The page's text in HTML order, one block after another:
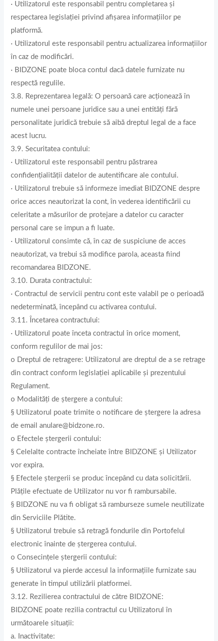
· Utilizatorul este responsabil pentru completarea și
respectarea legislației privind afișarea informațiilor pe
platformă.
· Utilizatorul este responsabil pentru actualizarea informațiilor
în caz de modificări.
· BIDZONE poate bloca contul dacă datele furnizate nu
respectă regulile.
3.8. Reprezentarea legală: O persoană care acționează în
numele unei persoane juridice sau a unei entități fără
personalitate juridică trebuie să aibă dreptul legal de a face
acest lucru.
3.9. Securitatea contului:
· Utilizatorul este responsabil pentru păstrarea
confidențialității datelor de autentificare ale contului.
· Utilizatorul trebuie să informeze imediat BIDZONE despre
orice acces neautorizat la cont, în vederea identificării cu
celeritate a măsurilor de protejare a datelor cu caracter
personal care se impun a fi luate.
· Utilizatorul consimte că, în caz de suspiciune de acces
neautorizat, va trebui să modifice parola, aceasta fiind
recomandarea BIDZONE.
3.10. Durata contractului:
· Contractul de servicii pentru cont este valabil pe o perioadă
nedeterminată, începând cu activarea contului.
3.11. Încetarea contractului:
· Utilizatorul poate înceta contractul în orice moment,
conform regulilor de mai jos:
o Dreptul de retragere: Utilizatorul are dreptul de a se retrage
din contract conform legislației aplicabile și prezentului
Regulament.
o Modalități de ștergere a contului:
§ Utilizatorul poate trimite o notificare de ștergere la adresa
de email anulare@bidzone.ro.
o Efectele ștergerii contului:
§ Celelalte contracte încheiate între BIDZONE și Utilizator
vor expira.
§ Efectele ștergerii se produc începând cu data solicitării.
Plățile efectuate de Utilizator nu vor fi rambursabile.
§ BIDZONE nu va fi obligat să ramburseze sumele neutilizate
din Serviciile Plătite.
§ Utilizatorul trebuie să retragă fondurile din Portofelul
electronic înainte de ștergerea contului.
o Consecințele ștergerii contului:
§ Utilizatorul va pierde accesul la informațiile furnizate sau
generate în timpul utilizării platformei.
3.12. Rezilierea contractului de către BIDZONE:
BIDZONE poate rezilia contractul cu Utilizatorul în
următoarele situații:
a. Inactivitate: